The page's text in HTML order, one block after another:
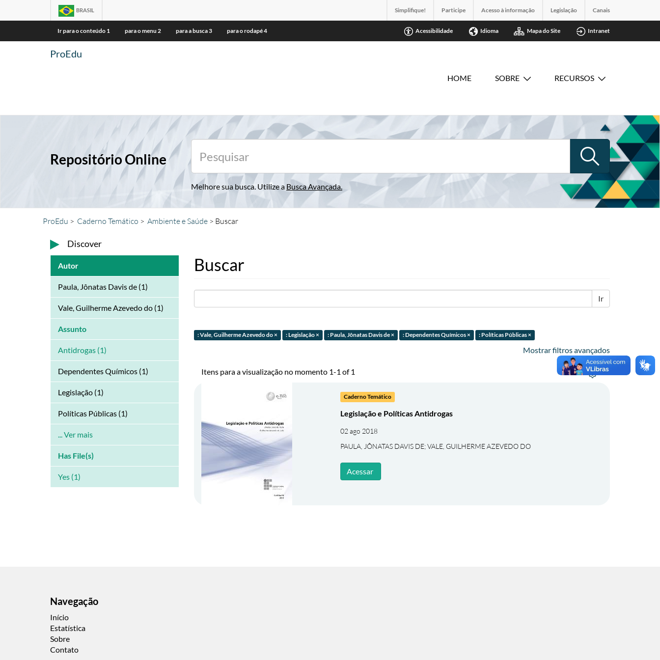
BRASIL Simplifique! Participe Acesso à informação Legislação Canais
Ir para o conteúdo 1 para o menu 2 para a busca3 para o rodapé4 Acessibilidade Idioma Mapa do Site Intranet
ProEdu
HOME SOBRE RECURSOS
Repositório Online
Melhore sua busca. Utilize a Busca Avançada.
ProEdu Caderno Temático Ambiente e Saúde Buscar
Discover
Autor
Paula, Jônatas Davis de (1)
Vale, Guilherme Azevedo do (1)
Assunto
Antidrogas (1)
Dependentes Químicos (1)
Legislação (1)
Políticas Públicas (1)
... Ver mais
Has File(s)
Yes (1)
Buscar
Ir
: Vale, Guilherme Azevedo do × : Legislação × : Paula, Jônatas Davis de × : Dependentes Químicos × : Políticas Públicas ×
Mostrar filtros avançados
Itens para a visualização no momento 1-1 of 1
Caderno Temático
Legislação e Políticas Antidrogas
02 ago 2018
PAULA, JÔNATAS DAVIS DE;VALE, GUILHERME AZEVEDO DO
Acessar
Navegação
Início
Estatística
Sobre
Contato